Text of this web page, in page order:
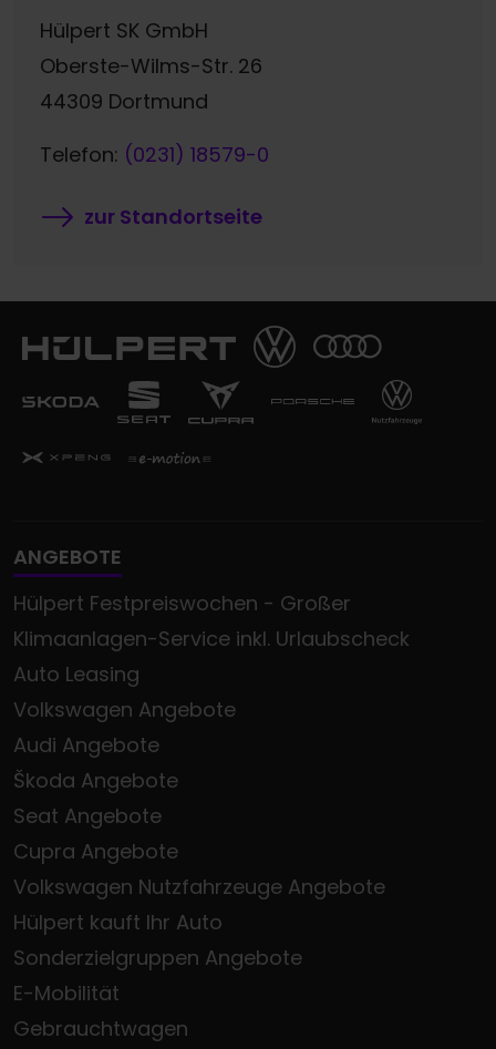
Hülpert SK GmbH
Oberste-Wilms-Str. 26
44309 Dortmund
Telefon: (0231) 18579-0
zur Standortseite
ANGEBOTE
Hülpert Festpreiswochen - Großer
Klimaanlagen-Service inkl. Urlaubscheck
Auto Leasing
Volkswagen Angebote
Audi Angebote
Škoda Angebote
Seat Angebote
Cupra Angebote
Volkswagen Nutzfahrzeuge Angebote
Hülpert kauft Ihr Auto
Sonderzielgruppen Angebote
E-Mobilität
Gebrauchtwagen